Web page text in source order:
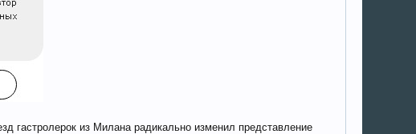
гастролерок из Милана радикально изменил представление